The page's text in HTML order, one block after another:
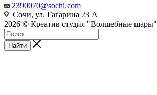
2390070@sochi.com
Сочи, ул. Гагарина 23 А
2026 © Креатив студия "Волшебные шары"
Найти